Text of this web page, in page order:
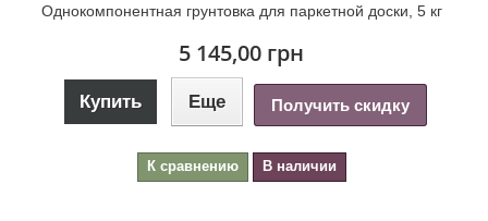
Однокомпонентная грунтовка для паркетной доски, 5 кг
5 145,00 грн
Купить Еще Получить скидку
К сравнению В наличии